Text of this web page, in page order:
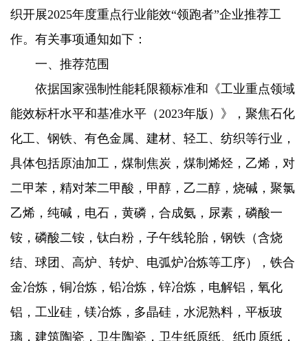
织开展2025年度重点行业能效“领跑者”企业推荐工
作。有关事项通知如下：
一、推荐范围
依据国家强制性能耗限额标准和《工业重点领域
能效标杆水平和基准水平（2023年版）》，聚焦石化
化工、钢铁、有色金属、建材、轻工、纺织等行业，
具体包括原油加工，煤制焦炭，煤制烯烃，乙烯，对
二甲苯，精对苯二甲酸，甲醇，乙二醇，烧碱，聚氯
乙烯，纯碱，电石，黄磷，合成氨，尿素，磷酸一
铵，磷酸二铵，钛白粉，子午线轮胎，钢铁（含烧
结、球团、高炉、转炉、电弧炉冶炼等工序），铁合
金冶炼，铜冶炼，铅冶炼，锌冶炼，电解铝，氧化
铝，工业硅，镁冶炼，多晶硅，水泥熟料，平板玻
璃，建筑陶瓷，卫生陶瓷，卫生纸原纸、纸巾原纸，